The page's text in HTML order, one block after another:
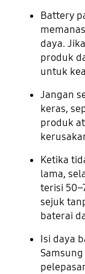
Battery
daya.
produk
untuk
Jangan
keras,
produk
Ketika
lama,
terisi
sejuk
baterai
Isi daya